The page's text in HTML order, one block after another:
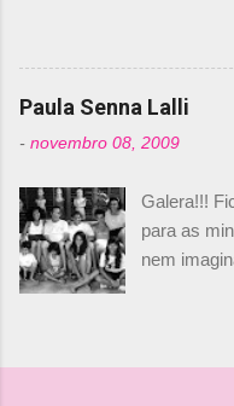
dois
não tem
Nelson
não
de
outros
truth but I’ve never had
should, pretty much, tell
#AlfaRomeoRacing
Romain falando sobre o
@RGrosjean ! #EifelGP
pic.twitter.com/
2020 Beijinhos, Ludy
Paula Senna Lalli
- novembro 08, 2009
Galera!!!
para as
nem
nunca